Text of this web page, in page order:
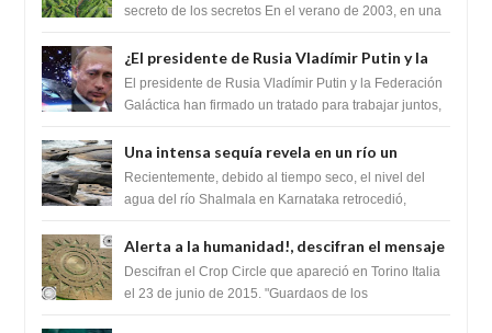
humanidad
secreto de los secretos En el verano de 2003, en una
¿El presidente de Rusia Vladímir Putin y la
Federación Galactica han firmado un
tratado para acabar con los Sionistas?
El presidente de Rusia Vladímir Putin y la Federación
Galáctica han firmado un tratado para trabajar juntos,
Una intensa sequía revela en un río un
impresionante hallazgo de miles de Shiva
Lingas
Recientemente, debido al tiempo seco, el nivel del
agua del río Shalmala en Karnataka retrocedió,
Alerta a la humanidad!, descifran el mensaje
del Crop Circle de Torino ,Italia
Descifran el Crop Circle que apareció en Torino Italia
el 23 de junio de 2015. "Guardaos de los